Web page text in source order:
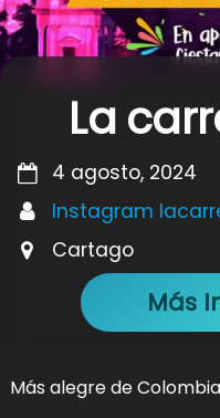
La
4 agosto, 2024
Instagram
Cartago
Más
Más alegre de Colombia